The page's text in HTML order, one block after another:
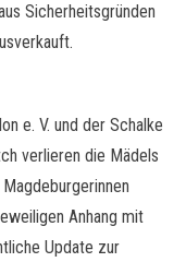
Sicherheitsgründen
e. V. und der Schalke
verlieren die Mädels
Anhang mit
Update zur